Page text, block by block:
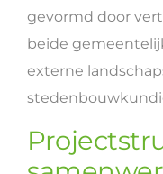
gevormd door
beide
externe